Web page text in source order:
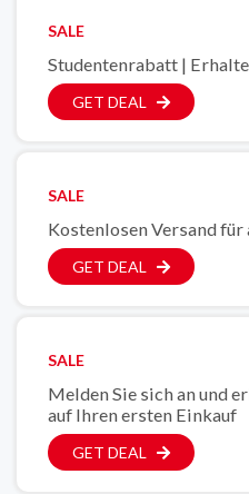
SALE
Studentenrabatt |
GET DEAL
SALE
Kostenlosen Versand
GET DEAL
SALE
Melden Sie sich an und
auf Ihren ersten Einkauf
GET DEAL